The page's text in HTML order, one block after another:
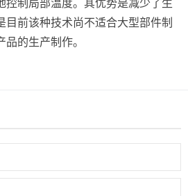
控制局部温度。其优势是减少了生
目前该种技术尚不适合大型部件制
的生产制作。